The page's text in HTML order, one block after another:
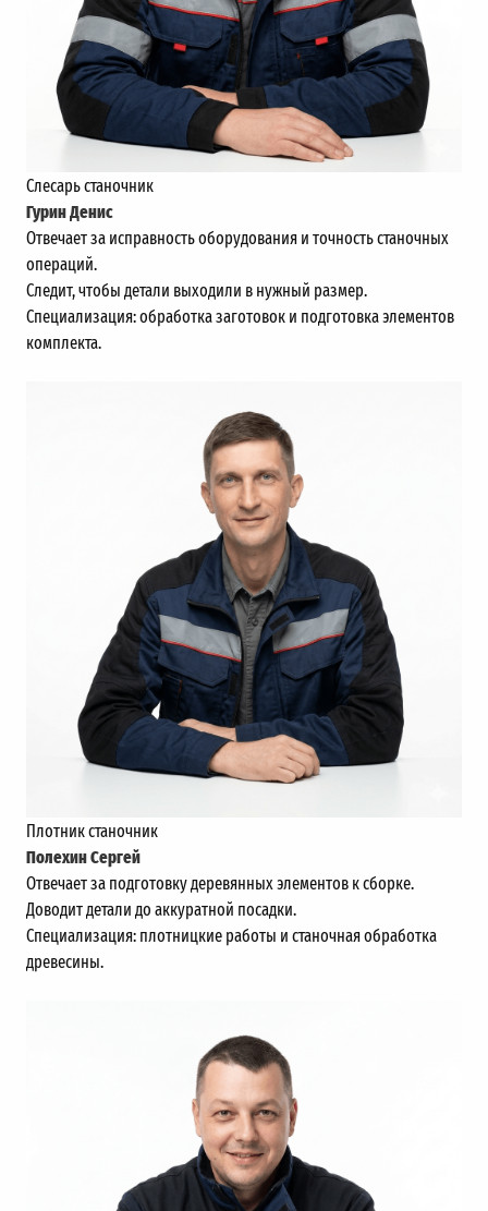
Слесарь станочник
Гурин Денис
Отвечает за исправность оборудования и точность станочных
операций.
Следит, чтобы детали выходили в нужный размер.
Специализация: обработка заготовок и подготовка элементов
комплекта.
Плотник станочник
Полехин Сергей
Отвечает за подготовку деревянных элементов к сборке.
Доводит детали до аккуратной посадки.
Специализация: плотницкие работы и станочная обработка
древесины.